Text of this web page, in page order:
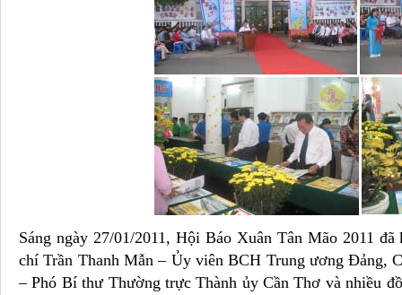
Sáng ngày 27/01/2011, Hội Báo Xuân Tân Mão 2011
chí Trần Thanh Mẫn – Ủy viên BCH Trung ương Đảng,
– Phó Bí thư Thường trực Thành ủy Cần Thơ và nhiều